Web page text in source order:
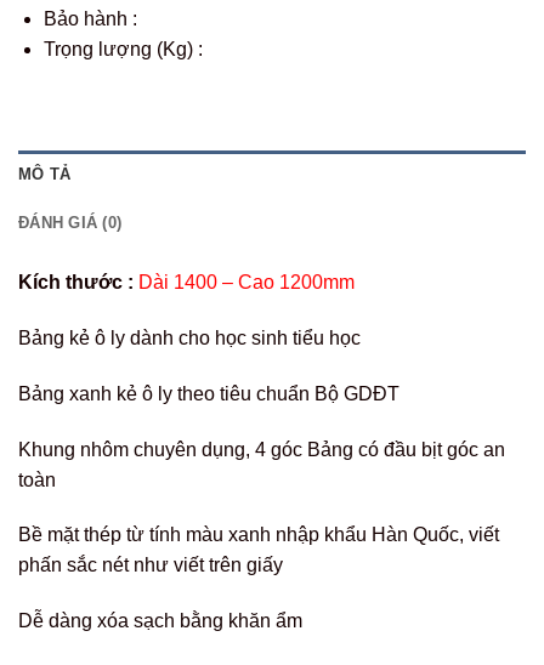
Bảo hành :
Trọng lượng (Kg) :
MÔ TẢ
ĐÁNH GIÁ (0)
Kích thước : Dài 1400 – Cao 1200mm
Bảng kẻ ô ly dành cho học sinh tiểu học
Bảng xanh kẻ ô ly theo tiêu chuẩn Bộ GDĐT
Khung nhôm chuyên dụng, 4 góc Bảng có đầu bịt góc an
toàn
Bề mặt thép từ tính màu xanh nhập khẩu Hàn Quốc, viết
phấn sắc nét như viết trên giấy
Dễ dàng xóa sạch bằng khăn ẩm